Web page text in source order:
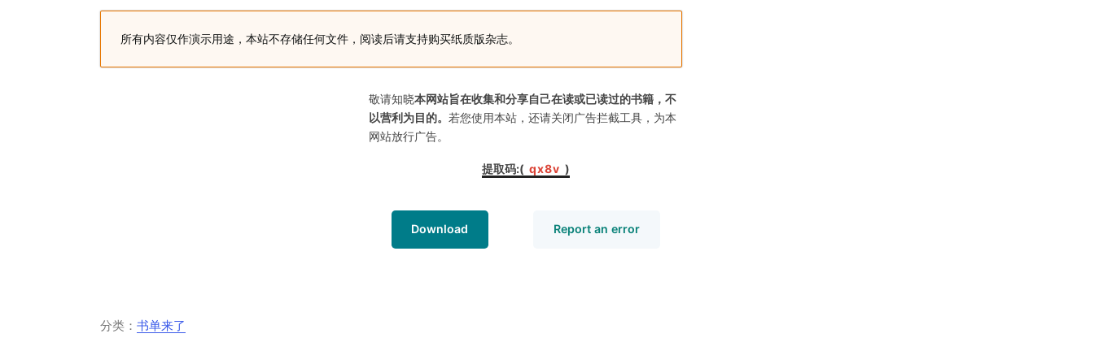
所有内容仅作演示用途，本站不存储任何文件，阅读后请支持购买纸质版杂志。
敬请知晓本网站旨在收集和分享自己在读或已读过的书籍，不
以营利为目的。若您使用本站，还请关闭广告拦截工具，为本
网站放行广告。
提取码:( qx8v )
Download Report an error
分类：书单来了